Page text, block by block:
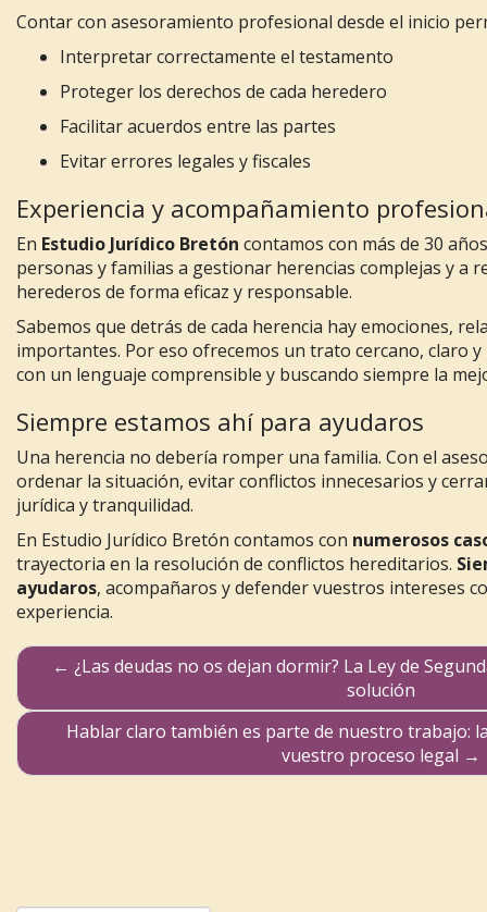
Contar con asesoramiento profesional desde el inicio
Interpretar correctamente el testamento
Proteger los derechos de cada heredero
Facilitar acuerdos entre las partes
Evitar errores legales y fiscales
Experiencia y acompañamiento
En Estudio Jurídico Bretón contamos con más de 30
personas y familias a gestionar herencias complejas y a
herederos de forma eficaz y responsable.
Sabemos que detrás de cada herencia hay emociones,
importantes. Por eso ofrecemos un trato cercano, claro
con un lenguaje comprensible y buscando siempre la
Siempre estamos ahí para ayudaros
Una herencia no debería romper una familia. Con el
ordenar la situación, evitar conflictos innecesarios y
jurídica y tranquilidad.
En Estudio Jurídico Bretón contamos con numerosos
trayectoria en la resolución de conflictos hereditarios.
ayudaros, acompañaros y defender vuestros intereses
experiencia.
Navegación de publicaciones
← ¿Las deudas no os dejan dormir? La Ley de
solución
Hablar claro también es parte de nuestro trabajo:
vuestro proceso legal →